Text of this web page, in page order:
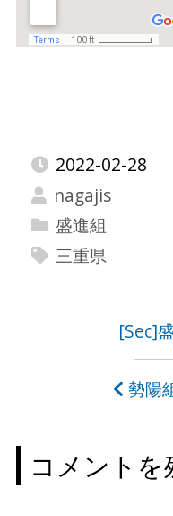
2022-02-28
nagajis
盛進組
三重県
ビ
ゲ
[Sec]
勢陽
コメントを